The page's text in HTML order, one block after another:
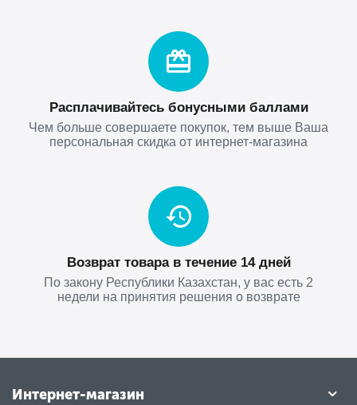
Расплачивайтесь бонусными баллами
Чем больше совершаете покупок, тем выше Ваша
персональная скидка от интернет-магазина
Возврат товара в течение 14 дней
По закону Республики Казахстан, у вас есть 2
недели на принятия решения о возврате
Интернет-магазин